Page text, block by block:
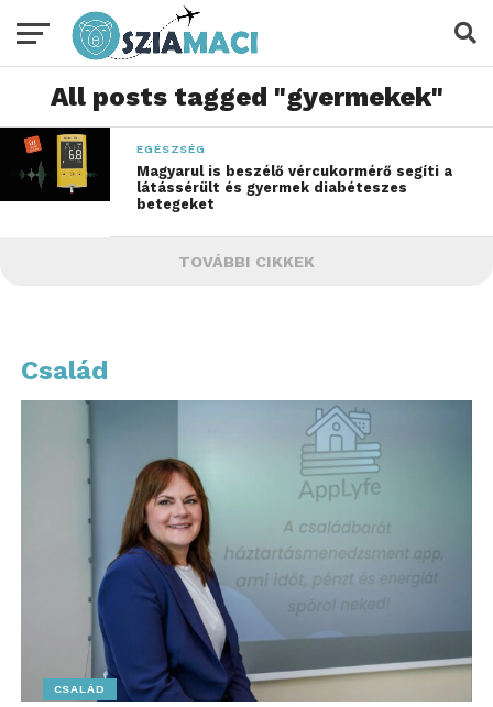
All posts tagged "gyermekek"
EGÉSZSÉG
Magyarul is beszélő vércukormérő segíti a
látássérült és gyermek diabéteszes
betegeket
TOVÁBBI CIKKEK
Család
CSALÁD